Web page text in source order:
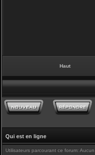
Haut
Qui est en ligne
Utilisateurs parcourant ce forum: